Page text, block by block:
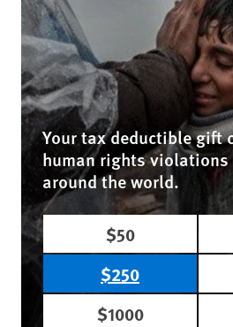
Your tax deductible gift
human rights
around the world.
$50
$250
$1000